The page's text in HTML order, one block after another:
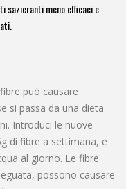
sazieranti meno efficaci e
può causare
si passa da una dieta
Introduci le nuove
di fibre a settimana, e
al giorno. Le fibre
possono causare